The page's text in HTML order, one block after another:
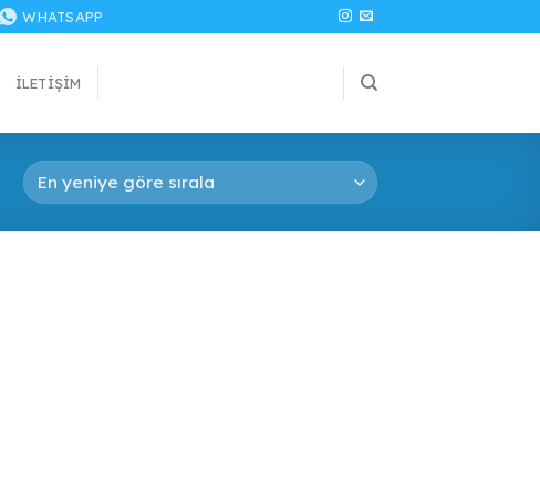
WHATSAPP
İLETIŞIM